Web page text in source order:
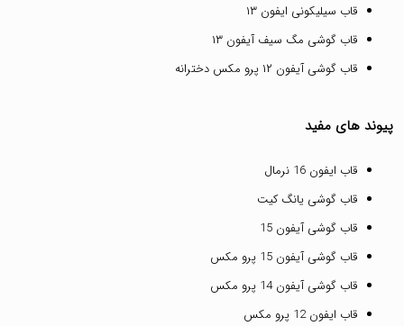
قاب سیلیکونی ایفون ۱۳
قاب گوشی مگ سیف آیفون ۱۳
قاب گوشی آیفون ۱۲ پرو مکس دخترانه
پیوند های مفید
قاب ایفون 16 نرمال
قاب گوشی یانگ کیت
قاب گوشی آیفون 15
قاب گوشی آیفون 15 پرو مکس
قاب گوشی آیفون 14 پرو مکس
قاب ایفون 12 پرو مکس